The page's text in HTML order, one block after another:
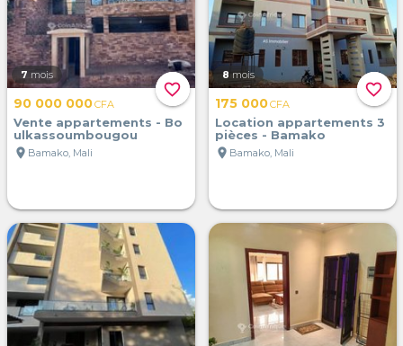
favorite_border
7 mois
90 000 000CFA
Vente appartements - Bo
ulkassoumbougou
location_on Bamako, Mali
favorite_border
8 mois
175 000CFA
Location appartements 3
pièces - Bamako
location_on Bamako, Mali